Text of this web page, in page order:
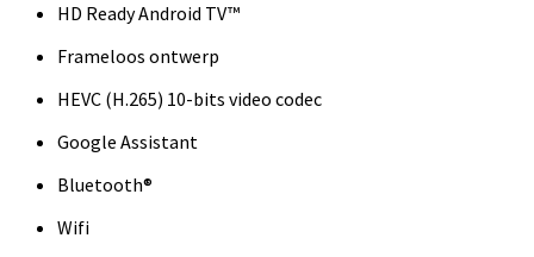
HD Ready Android TV™
Frameloos ontwerp
HEVC (H.265) 10-bits video codec
Google Assistant
Bluetooth®
Wifi